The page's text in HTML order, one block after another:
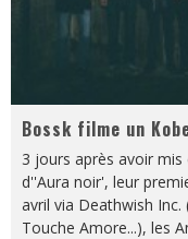
Bossk filme un
3 jours après avoir
d''Aura noir', leur
avril via Deathwish
Touche Amore...), les